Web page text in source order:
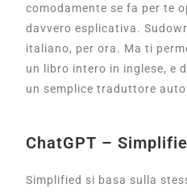
comodamente se fa per te
davvero esplicativa.
italiano, per ora. Ma ti
un libro intero in inglese, e
un semplice traduttore
ChatGPT –
Simplified si basa sulla